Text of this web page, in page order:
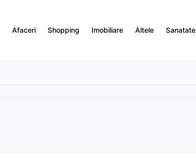
Afaceri Shopping Imobiliare Altele Sanatate